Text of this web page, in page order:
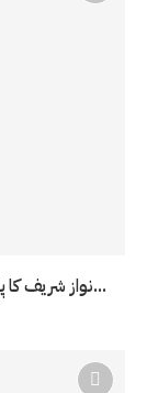
نواز شریف کا پاک فوج کے آپریشن عزم پاکستان کی حمایت کا...